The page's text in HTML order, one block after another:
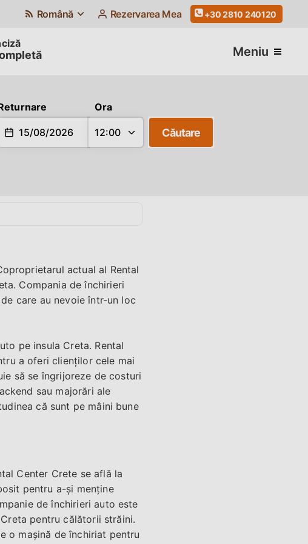
Română Rezervarea Mea +30 2810 240120
Meniu
Ora
Căutare
actual al Rental
Compania de închirieri
care au nevoie într-un loc
pe insula Creta. Rental
a oferi clienților cele mai
să se îngrijoreze de costuri
sau majorări ale
că sunt pe mâini bune
Center Crete se află la
pentru a-și menține
de închirieri auto este
pentru călătorii străini.
o mașină de închiriat pentru